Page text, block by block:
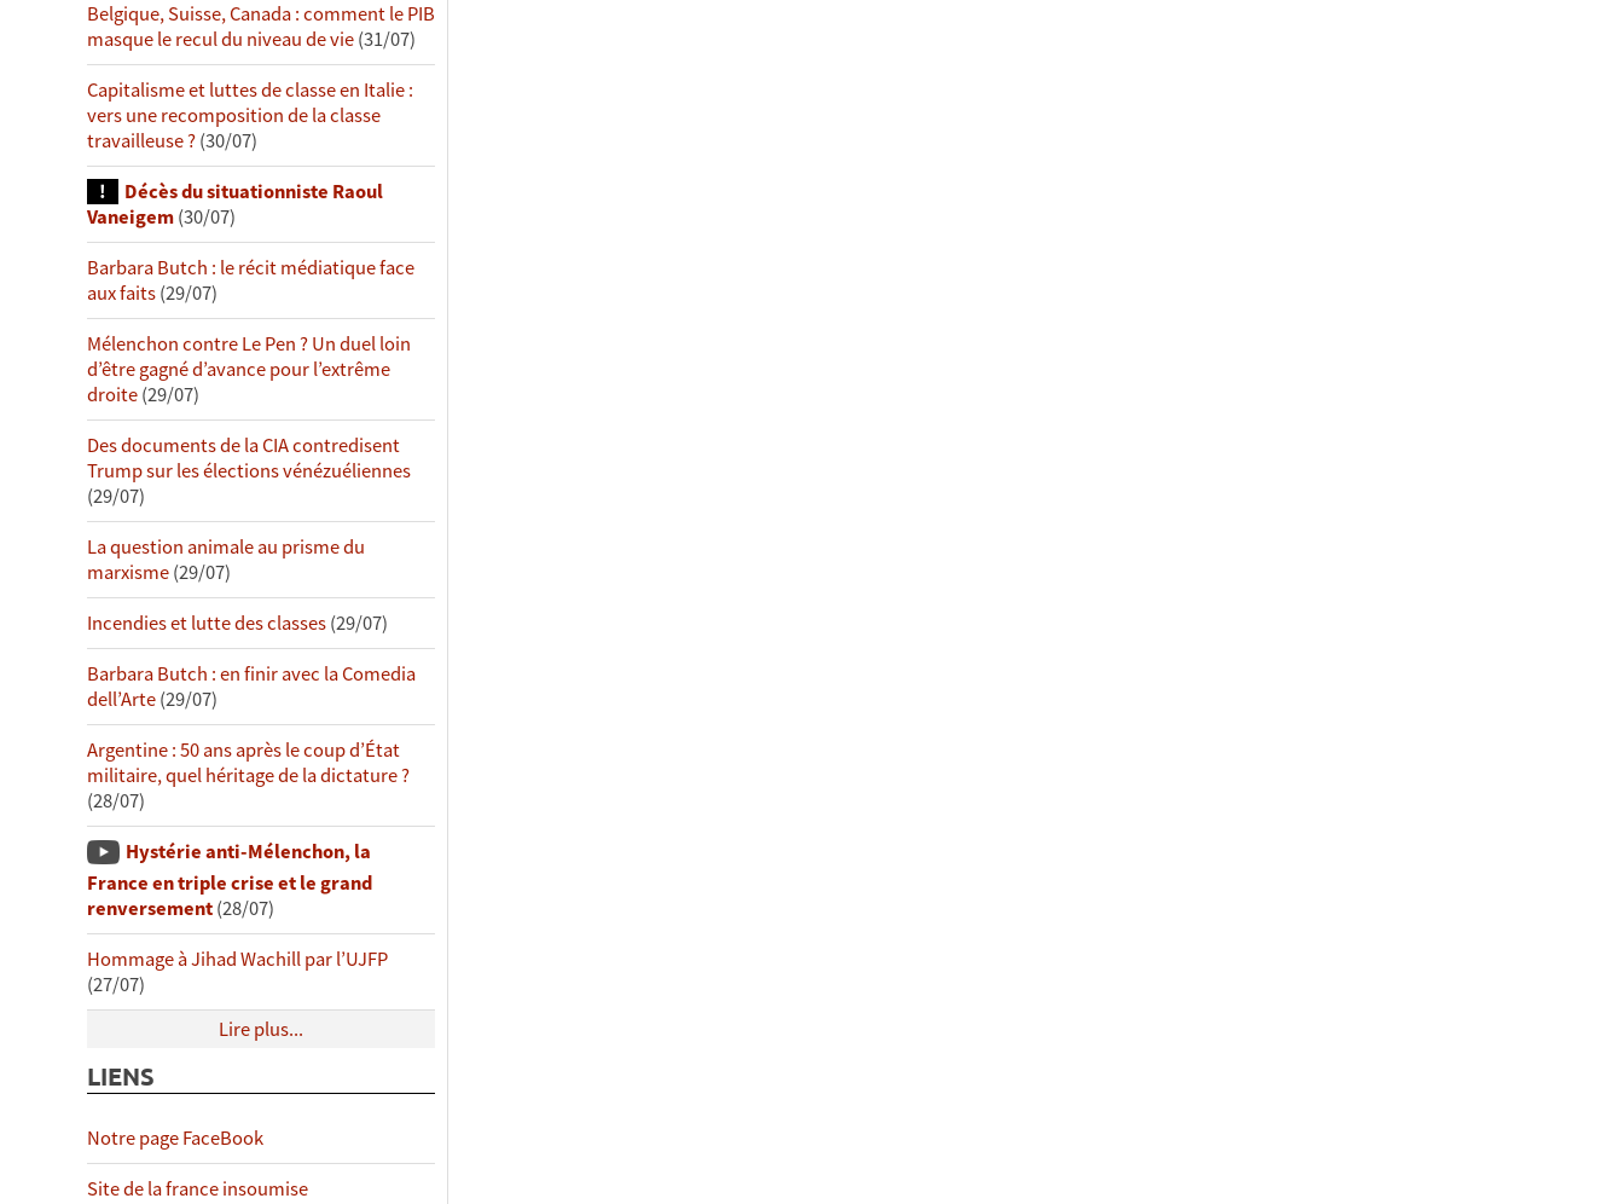
Belgique, Suisse, Canada : comment le PIB
masque le recul du niveau de vie(31/07)
Capitalisme et luttes de classe en Italie :
vers une recomposition de la classe
travailleuse ?(30/07)
Décès du situationniste Raoul
Vaneigem(30/07)
Barbara Butch : le récit médiatique face
aux faits(29/07)
Mélenchon contre Le Pen ? Un duel loin
d’être gagné d’avance pour l’extrême
droite(29/07)
Des documents de la CIA contredisent
Trump sur les élections vénézuéliennes
(29/07)
La question animale au prisme du
marxisme(29/07)
Incendies et lutte des classes(29/07)
Barbara Butch : en finir avec la Comedia
dell’Arte(29/07)
Argentine : 50 ans après le coup d’État
militaire, quel héritage de la dictature ?
(28/07)
Hystérie anti-Mélenchon, la
France en triple crise et le grand
renversement(28/07)
Hommage à Jihad Wachill par l’UJFP
(27/07)
Lire plus...
LIENS
Notre page FaceBook
Site de la france insoumise